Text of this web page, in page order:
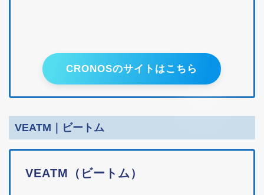
CRONOSのサイトはこちら
VEATM｜ビートム
VEATM（ビートム）